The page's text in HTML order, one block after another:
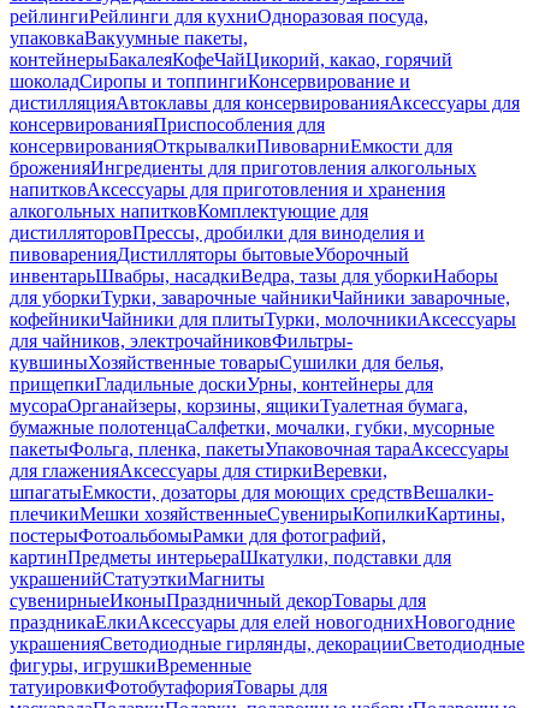
рейлингиРейлинги для кухниОдноразовая посуда,
упаковкаВакуумные пакеты,
контейнерыБакалеяКофеЧайЦикорий, какао, горячий
шоколадСиропы и топпингиКонсервирование и
дистилляцияАвтоклавы для консервированияАксессуары для
консервированияПриспособления для
консервированияОткрывалкиПивоварниЕмкости для
броженияИнгредиенты для приготовления алкогольных
напитковАксессуары для приготовления и хранения
алкогольных напитковКомплектующие для
дистилляторовПрессы, дробилки для виноделия и
пивоваренияДистилляторы бытовыеУборочный
инвентарьШвабры, насадкиВедра, тазы для уборкиНаборы
для уборкиТурки, заварочные чайникиЧайники заварочные,
кофейникиЧайники для плитыТурки, молочникиАксессуары
для чайников, электрочайниковФильтры-
кувшиныХозяйственные товарыСушилки для белья,
прищепкиГладильные доскиУрны, контейнеры для
мусораОрганайзеры, корзины, ящикиТуалетная бумага,
бумажные полотенцаСалфетки, мочалки, губки, мусорные
пакетыФольга, пленка, пакетыУпаковочная тараАксессуары
для глаженияАксессуары для стиркиВеревки,
шпагатыЕмкости, дозаторы для моющих средствВешалки-
плечикиМешки хозяйственныеСувенирыКопилкиКартины,
постерыФотоальбомыРамки для фотографий,
картинПредметы интерьераШкатулки, подставки для
украшенийСтатуэткиМагниты
сувенирныеИконыПраздничный декорТовары для
праздникаЕлкиАксессуары для елей новогоднихНовогодние
украшенияСветодиодные гирлянды, декорацииСветодиодные
фигуры, игрушкиВременные
татуировкиФотобутафорияТовары для